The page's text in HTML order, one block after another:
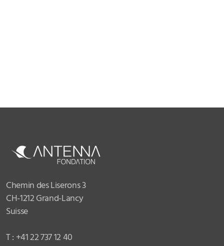
Chemin des Liserons 3
CH-1212 Grand-Lancy
Suisse
T : +41 22 737 12 40